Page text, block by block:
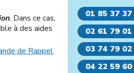
. Dans ce cas,
à des aides
de Rappel.
01 85 37
02 61 79 01
03 74 79
04 22 59